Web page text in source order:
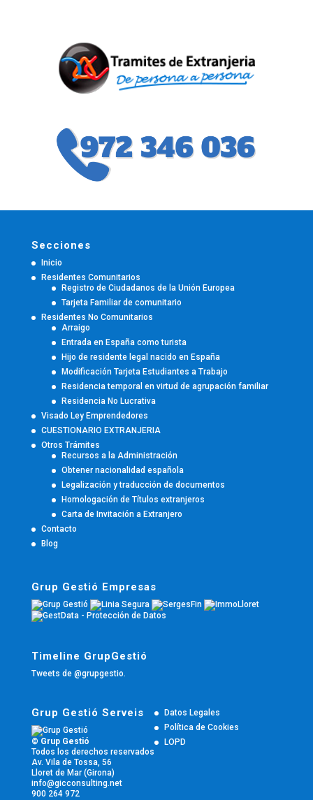
Secciones
Inicio
Residentes Comunitarios
Registro de Ciudadanos de la Unión Europea
Tarjeta Familiar de comunitario
Residentes No Comunitarios
Arraigo
Entrada en España como turista
Hijo de residente legal nacido en España
Modificación Tarjeta Estudiantes a Trabajo
Residencia temporal en virtud de agrupación familiar
Residencia No Lucrativa
Visado Ley Emprendedores
CUESTIONARIO EXTRANJERIA
Otros Trámites
Recursos a la Administración
Obtener nacionalidad española
Legalización y traducción de documentos
Homologación de Títulos extranjeros
Carta de Invitación a Extranjero
Contacto
Blog
Grup Gestió Empresas
Timeline GrupGestió
Tweets de @grupgestio.
Grup Gestió Serveis
© Grup Gestió
Todos los derechos reservados
Av. Vila de Tossa, 56
Lloret de Mar (Girona)
info@gicconsulting.net
900 264 972
Datos Legales
Política de Cookies
LOPD